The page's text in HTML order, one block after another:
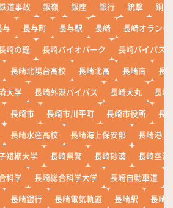
道事故 銀嶺 銀座 銀行 銃撃
銅座
与 長与町 長与駅 長崎
長崎オランダ
崎の鐘 長崎バイオパーク
長崎バイパス
長崎北陽台高校 長崎北高 長崎南
長
大学 長崎外港バイパス 長崎大丸
長崎
長崎市 長崎市川平町 長崎市役所
長
長崎水産高校 長崎海上保安部
長崎港
短期大学 長崎県警 長崎砂漠
長崎空港
科学 長崎総合科学大学 長崎自動車道
長崎銀行 長崎電気軌道 長崎駅
長崎